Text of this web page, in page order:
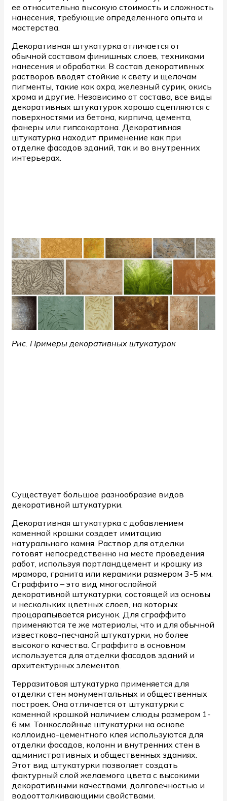
ее относительно высокую стоимость и сложность
нанесения, требующие определенного опыта и
мастерства.
Декоративная штукатурка отличается от
обычной составом финишных слоев, техниками
нанесения и обработки. В состав декоративных
растворов вводят стойкие к свету и щелочам
пигменты, такие как охра, железный сурик, окись
хрома и другие. Независимо от состава, все виды
декоративных штукатурок хорошо сцепляются с
поверхностями из бетона, кирпича, цемента,
фанеры или гипсокартона. Декоративная
штукатурка находит применение как при
отделке фасадов зданий, так и во внутренних
интерьерах.
Рис. Примеры декоративных штукатурок
Существует большое разнообразие видов
декоративной штукатурки.
Декоративная штукатурка с добавлением
каменной крошки создает имитацию
натурального камня. Раствор для отделки
готовят непосредственно на месте проведения
работ, используя портландцемент и крошку из
мрамора, гранита или керамики размером 3-5 мм.
Сграффито – это вид многослойной
декоративной штукатурки, состоящей из основы
и нескольких цветных слоев, на которых
процарапывается рисунок. Для сграффито
применяются те же материалы, что и для обычной
известково-песчаной штукатурки, но более
высокого качества. Сграффито в основном
используется для отделки фасадов зданий и
архитектурных элементов.
Терразитовая штукатурка применяется для
отделки стен монументальных и общественных
построек. Она отличается от штукатурки с
каменной крошкой наличием слюды размером 1-
6 мм. Тонкослойные штукатурки на основе
коллоидно-цементного клея используются для
отделки фасадов, колонн и внутренних стен в
административных и общественных зданиях.
Этот вид штукатурки позволяет создать
фактурный слой желаемого цвета с высокими
декоративными качествами, долговечностью и
водоотталкивающими свойствами.